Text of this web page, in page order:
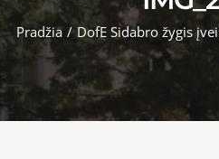
Pradžia / DofE Sidabro žygis